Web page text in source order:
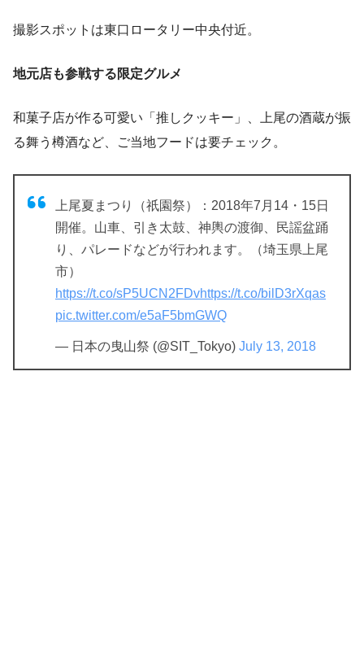
撮影スポットは東口ロータリー中央付近。
地元店も参戦する限定グルメ
和菓子店が作る可愛い「推しクッキー」、上尾の酒蔵が振
る舞う樽酒など、ご当地フードは要チェック。
上尾夏まつり（祇園祭）：2018年7月14・15日
開催。山車、引き太鼓、神輿の渡御、民謡盆踊
り、パレードなどが行われます。（埼玉県上尾
市）
https://t.co/sP5UCN2FDvhttps://t.co/bilD3rXqas
pic.twitter.com/e5aF5bmGWQ
— 日本の曳山祭 (@SIT_Tokyo) July 13, 2018